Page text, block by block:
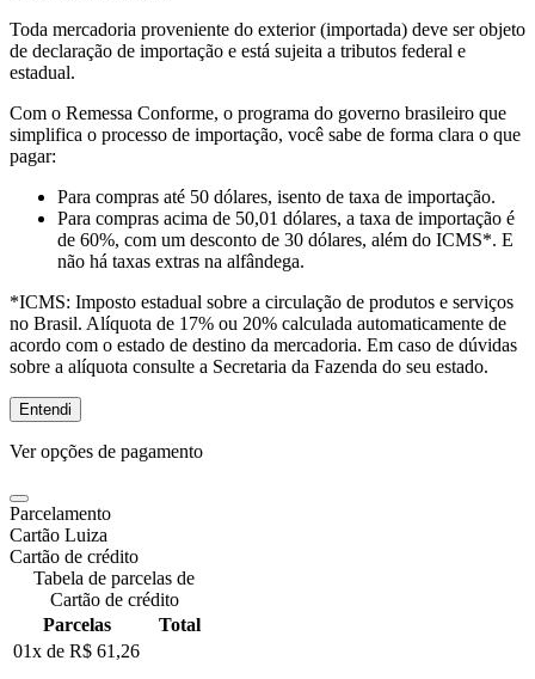
Toda mercadoria proveniente do exterior (importada) deve ser objeto
de declaração de importação e está sujeita a tributos federal e
estadual.
Com o Remessa Conforme, o programa do governo brasileiro que
simplifica o processo de importação, você sabe de forma clara o que
pagar:
Para compras até 50 dólares, isento de taxa de importação.
Para compras acima de 50,01 dólares, a taxa de importação é
de 60%, com um desconto de 30 dólares, além do ICMS*. E
não há taxas extras na alfândega.
*ICMS: Imposto estadual sobre a circulação de produtos e serviços
no Brasil. Alíquota de 17% ou 20% calculada automaticamente de
acordo com o estado de destino da mercadoria. Em caso de dúvidas
sobre a alíquota consulte a Secretaria da Fazenda do seu estado.
Entendi
Ver opções de pagamento
Parcelamento
Cartão Luiza
Cartão de crédito
Tabela de parcelas de
Cartão de crédito
Parcelas
Total
01x de R$ 61,26